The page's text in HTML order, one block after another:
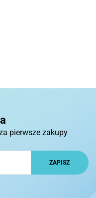
pierwsze zakupy